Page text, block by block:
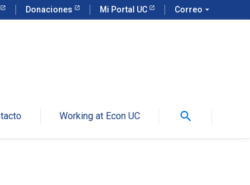
Donaciones Mi Portal UC Correo arrow_drop_down
Working at Econ UC search